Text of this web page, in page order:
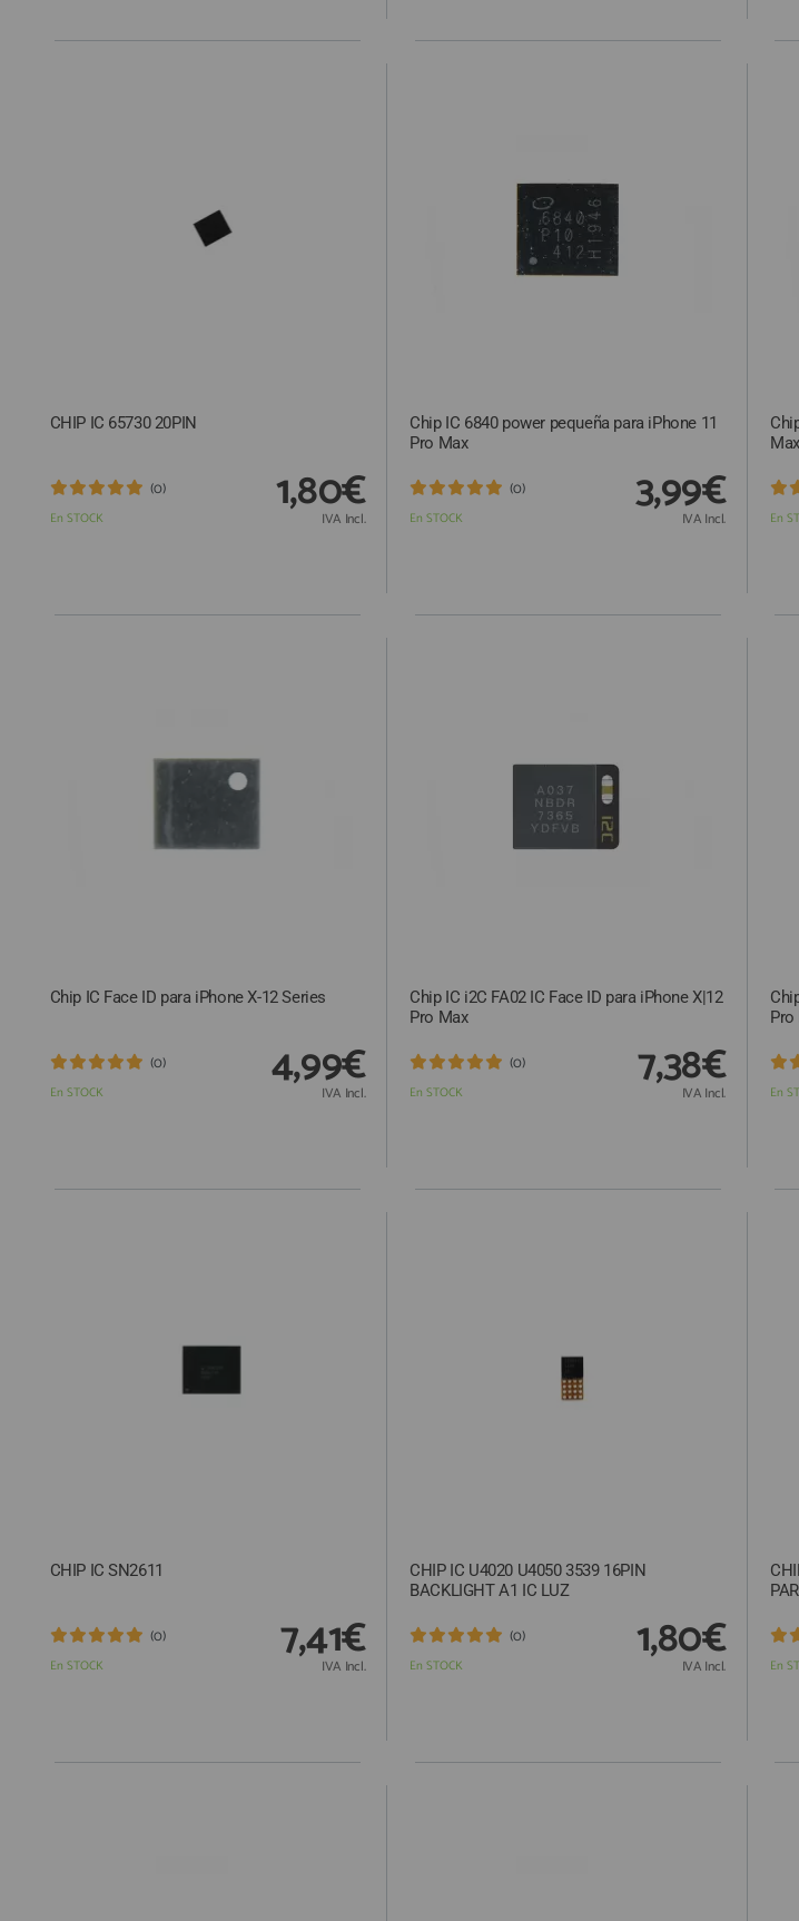
CHIP IC 65730 20PIN
En STOCK
(0) 1,80€
IVA Incl.
Chip IC 6840 power pequeña para iPhone 11
Pro Max
En STOCK
(0) 3,99€
IVA Incl.
Max
En
Chip IC Face ID para iPhone X-12 Series
En STOCK
(0) 4,99€
IVA Incl.
Chip IC i2C FA02 IC Face ID para iPhone X|12
Pro Max
En STOCK
(0) 7,38€
IVA Incl.
Pro
En
CHIP IC SN2611
En STOCK
(0) 7,41€
IVA Incl.
CHIP IC U4020 U4050 3539 16PIN
BACKLIGHT A1 IC LUZ
En STOCK
(0) 1,80€
IVA Incl. En